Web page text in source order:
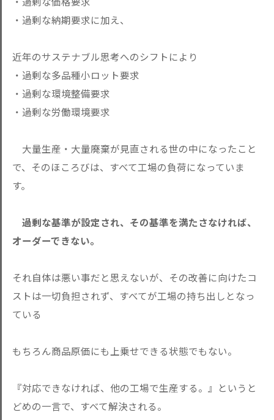
・過剰な納期要求に加え、
近年のサステナブル思考へのシフトにより
・過剰な多品種小ロット要求
・過剰な環境整備要求
・過剰な労働環境要求
大量生産・大量廃棄が見直される世の中になったこと
で、そのほころびは、すべて工場の負荷になっていま
す。
過剰な基準が設定され、その基準を満たさなければ、
オーダーできない。
それ自体は悪い事だと思えないが、その改善に向けたコ
ストは一切負担されず、すべてが工場の持ち出しとなっ
ている
もちろん商品原価にも上乗せできる状態でもない。
『対応できなければ、他の工場で生産する。』というと
どめの一言で、すべて解決される。